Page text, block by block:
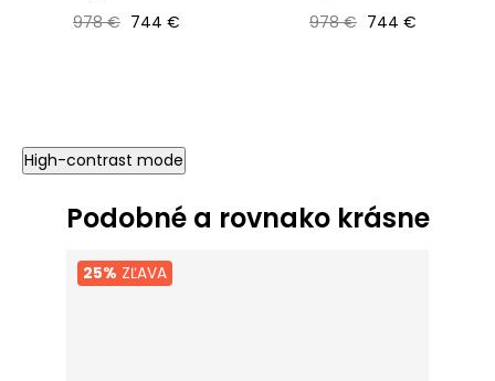
Bežná cena
978 € Cena
744 €
Bežná cena
978 € Cena
744 €
High-contrast mode
Podobné a rovnako krásne
25% ZĽAVA